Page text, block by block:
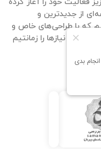
از جدیدترین و
که با طراحی‌های خاص و
و نیازها را زمانتیم